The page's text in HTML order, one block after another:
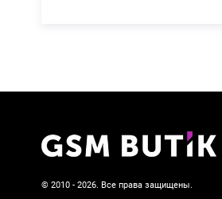
© 2010 - 2026. Все права защищены.